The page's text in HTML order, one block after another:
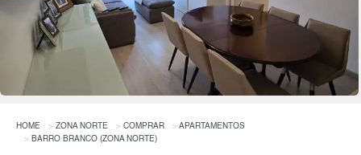
HOME ZONA NORTE COMPRAR
APARTAMENTOS
BARRO BRANCO (ZONA NORTE)